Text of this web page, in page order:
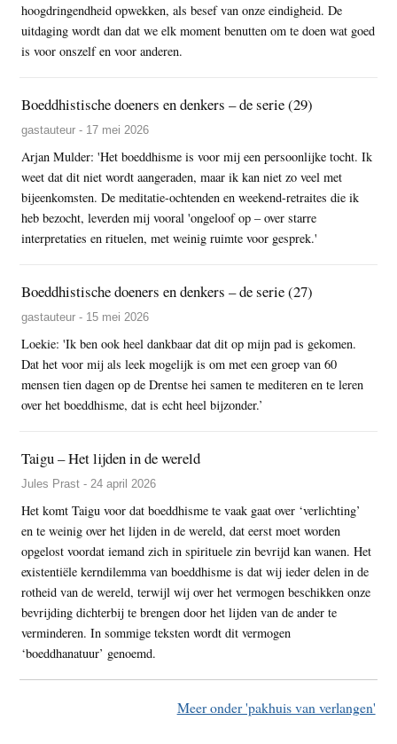
hoogdringendheid opwekken, als besef van onze eindigheid. De
uitdaging wordt dan dat we elk moment benutten om te doen wat goed
is voor onszelf en voor anderen.
Boeddhistische doeners en denkers – de serie (29)
gastauteur - 17 mei 2026
Arjan Mulder: 'Het boeddhisme is voor mij een persoonlijke tocht. Ik
weet dat dit niet wordt aangeraden, maar ik kan niet zo veel met
bijeenkomsten. De meditatie-ochtenden en weekend-retraites die ik
heb bezocht, leverden mij vooral 'ongeloof op – over starre
interpretaties en rituelen, met weinig ruimte voor gesprek.'
Boeddhistische doeners en denkers – de serie (27)
gastauteur - 15 mei 2026
Loekie: 'Ik ben ook heel dankbaar dat dit op mijn pad is gekomen.
Dat het voor mij als leek mogelijk is om met een groep van 60
mensen tien dagen op de Drentse hei samen te mediteren en te leren
over het boeddhisme, dat is echt heel bijzonder.’
Taigu – Het lijden in de wereld
Jules Prast - 24 april 2026
Het komt Taigu voor dat boeddhisme te vaak gaat over ‘verlichting’
en te weinig over het lijden in de wereld, dat eerst moet worden
opgelost voordat iemand zich in spirituele zin bevrijd kan wanen. Het
existentiële kerndilemma van boeddhisme is dat wij ieder delen in de
rotheid van de wereld, terwijl wij over het vermogen beschikken onze
bevrijding dichterbij te brengen door het lijden van de ander te
verminderen. In sommige teksten wordt dit vermogen
‘boeddhanatuur’ genoemd.
Meer onder 'pakhuis van verlangen'